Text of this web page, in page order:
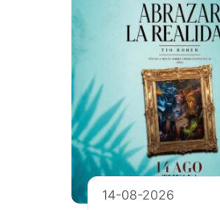
14-08-2026